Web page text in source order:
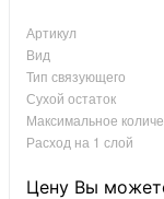
Артикул
Вид
Тип связующего
Сухой остаток
Максимальное
Расход на 1 слой
Цену Вы